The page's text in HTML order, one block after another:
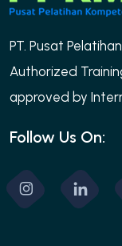
PT. Pusat
Authorized
approved by
Follow Us On: